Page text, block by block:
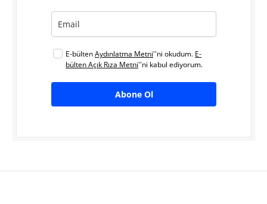
E-bültenAydınlatma Metni''ni okudum. E-
bülten Açık Rıza Metni''ni kabul ediyorum.
Abone Ol